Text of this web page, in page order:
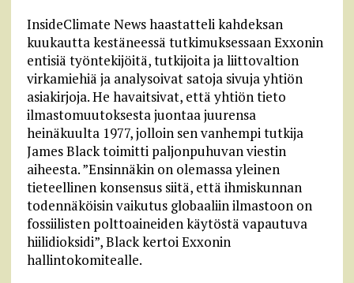
InsideClimate News haastatteli kahdeksan
kuukautta kestäneessä tutkimuksessaan Exxonin
entisiä työntekijöitä, tutkijoita ja liittovaltion
virkamiehiä ja analysoivat satoja sivuja yhtiön
asiakirjoja. He havaitsivat, että yhtiön tieto
ilmastomuutoksesta juontaa juurensa
heinäkuulta 1977, jolloin sen vanhempi tutkija
James Black toimitti paljonpuhuvan viestin
aiheesta. ”Ensinnäkin on olemassa yleinen
tieteellinen konsensus siitä, että ihmiskunnan
todennäköisin vaikutus globaaliin ilmastoon on
fossiilisten polttoaineiden käytöstä vapautuva
hiilidioksidi”, Black kertoi Exxonin
hallintokomitealle.